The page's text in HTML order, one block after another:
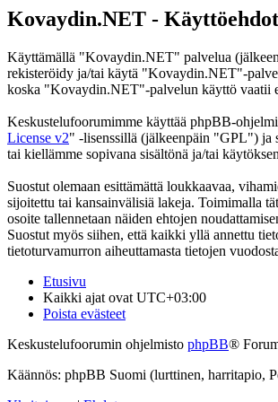
Kovaydin.NET - Käyttöehdot
Käyttämällä "Kovaydin.NET" palvelua
rekisteröidy ja/tai käytä "Kovaydin.NET"-
koska "Kovaydin.NET"-palvelun käyttö vaatii
Keskustelufoorumimme käyttää phpBB-
License v2" -lisenssillä (jälkeenpäin "GPL") ja
tai kiellämme sopivana sisältönä ja/tai
Suostut olemaan esittämättä loukkaavaa,
sijoitettu tai kansainvälisiä lakeja. Toimimalla
osoite tallennetaan näiden ehtojen
Suostut myös siihen, että kaikki yllä annettu
tietoturvamurron aiheuttamasta tietojen
Etusivu
Kaikki ajat ovat UTC+03:00
Poista evästeet
Keskustelufoorumin ohjelmisto phpBB®
Käännös: phpBB Suomi (lurttinen, harritapio,